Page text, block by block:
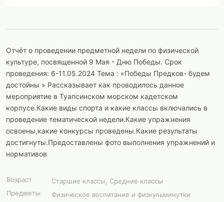
Отчёт о проведении предметной недели по физической
культуре, посвященной 9 Мая - Дню Победы. Срок
проведения: 6-11.05.2024 Тема : «Победы Предков- будем
достойны » Рассказывает как проводилось данное
мероприятие в Туапсинском морском кадетском
корпусе.Какие виды спорта и какие классы включались в
проведение тематической недели.Какие упражнения
освоены,какие конкурсы проведены.Какие результаты
достигнуты.Предоставлены фото выполнения упражнений и
нормативов
Возраст
Старшие классы, Средние классы
Предметы
Физическое воспитание и физкульминутки